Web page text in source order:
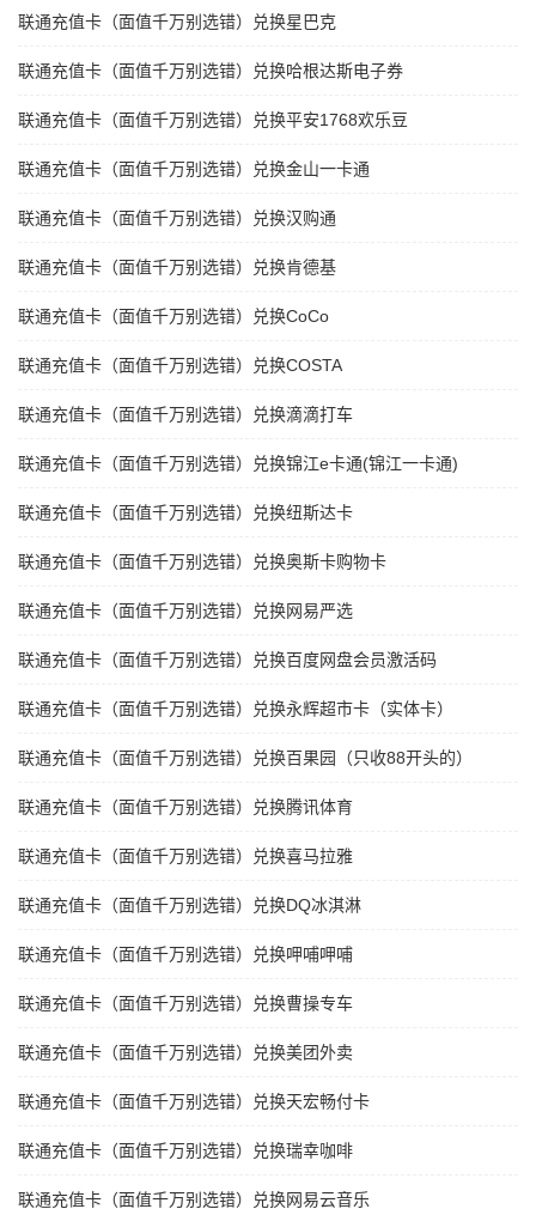
联通充值卡（面值千万别选错）兑换星巴克
联通充值卡（面值千万别选错）兑换哈根达斯电子券
联通充值卡（面值千万别选错）兑换平安1768欢乐豆
联通充值卡（面值千万别选错）兑换金山一卡通
联通充值卡（面值千万别选错）兑换汉购通
联通充值卡（面值千万别选错）兑换肯德基
联通充值卡（面值千万别选错）兑换CoCo
联通充值卡（面值千万别选错）兑换COSTA
联通充值卡（面值千万别选错）兑换滴滴打车
联通充值卡（面值千万别选错）兑换锦江e卡通(锦江一卡通)
联通充值卡（面值千万别选错）兑换纽斯达卡
联通充值卡（面值千万别选错）兑换奥斯卡购物卡
联通充值卡（面值千万别选错）兑换网易严选
联通充值卡（面值千万别选错）兑换百度网盘会员激活码
联通充值卡（面值千万别选错）兑换永辉超市卡（实体卡）
联通充值卡（面值千万别选错）兑换百果园（只收88开头的）
联通充值卡（面值千万别选错）兑换腾讯体育
联通充值卡（面值千万别选错）兑换喜马拉雅
联通充值卡（面值千万别选错）兑换DQ冰淇淋
联通充值卡（面值千万别选错）兑换呷哺呷哺
联通充值卡（面值千万别选错）兑换曹操专车
联通充值卡（面值千万别选错）兑换美团外卖
联通充值卡（面值千万别选错）兑换天宏畅付卡
联通充值卡（面值千万别选错）兑换瑞幸咖啡
联通充值卡（面值千万别选错）兑换网易云音乐